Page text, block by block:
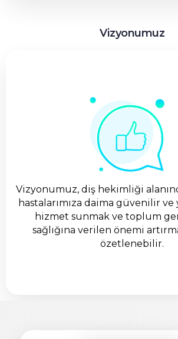
Vizyonumuz
Vizyonumuz, diş hekimliği
hastalarımıza daima güvenilir
hizmet sunmak ve toplum
sağlığına verilen önemi
özetlenebilir.